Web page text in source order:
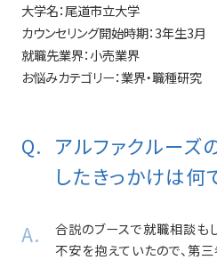
大学名：尾道市立大学
カウンセリング開始時期：3年生3月
就職先業界：小売業界
お悩みカテゴリー：業界・職種研究
アルファクルーズ
したきっかけは何
合説のブースで就職相談も
不安を抱えていたので、第